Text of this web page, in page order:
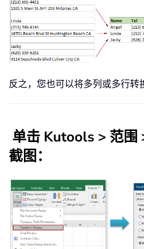
反之，您也可以将多列或多行转
单击 Kutools > 范围
截图：